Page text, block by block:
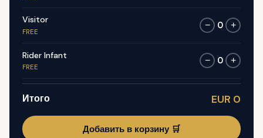
Visitor
FREE
− 0 +
Rider Infant
FREE
− 0 +
Итого EUR 0
Добавить в корзину 🛒